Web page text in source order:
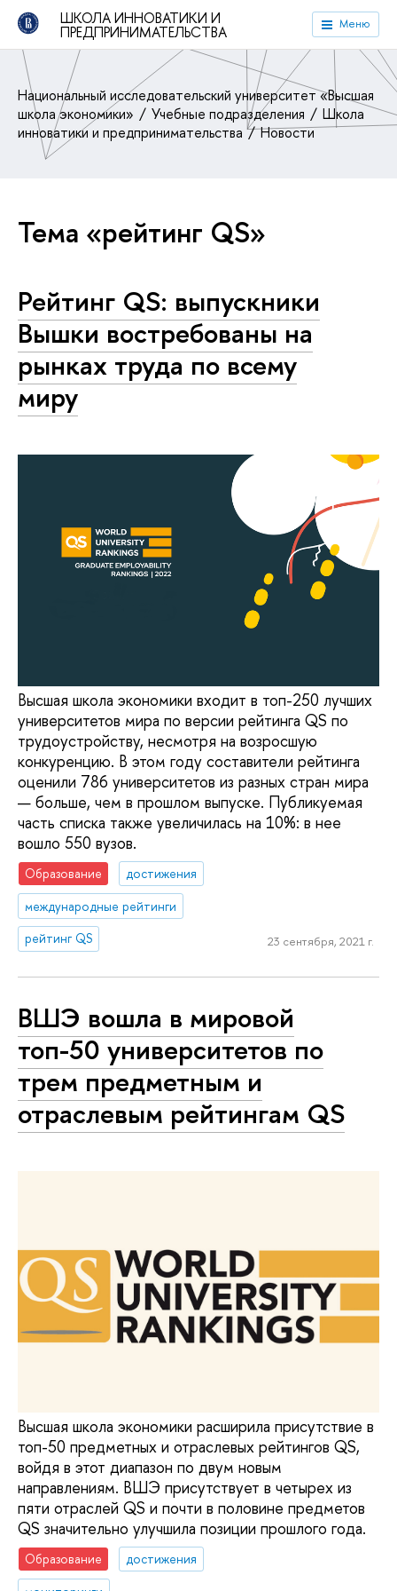
ШКОЛА ИННОВАТИКИ И
ПРЕДПРИНИМАТЕЛЬСТВА Меню
Национальный исследовательский университет «Высшая
школа экономики»
Учебные подразделения
Школа
инноватики и предпринимательства
Новости
Тема «рейтинг QS»
Рейтинг QS: выпускники
Вышки востребованы на
рынках труда по всему
миру
Высшая школа экономики входит в топ-250 лучших
университетов мира по версии рейтинга QS по
трудоустройству, несмотря на возросшую
конкуренцию. В этом году составители рейтинга
оценили 786 университетов из разных стран мира
— больше, чем в прошлом выпуске. Публикуемая
часть списка также увеличилась на 10%: в нее
вошло 550 вузов.
Образование
достижения
международные рейтинги
рейтинг QS
23 сентября, 2021 г.
ВШЭ вошла в мировой
топ-50 университетов по
трем предметным и
отраслевым рейтингам QS
Высшая школа экономики расширила присутствие в
топ-50 предметных и отраслевых рейтингов QS,
войдя в этот диапазон по двум новым
направлениям. ВШЭ присутствует в четырех из
пяти отраслей QS и почти в половине предметов
QS значительно улучшила позиции прошлого года.
Образование
достижения